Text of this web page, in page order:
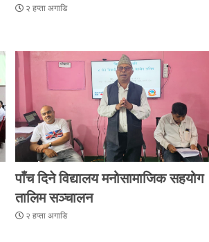
२ हप्ता अगाडि
पाँच दिने विद्यालय मनोसामाजिक सहयोग
तालिम सञ्चालन
२ हप्ता अगाडि